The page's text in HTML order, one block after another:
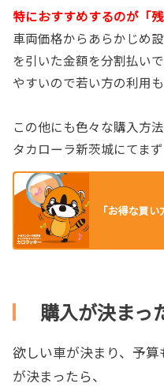
特におすすめするのが「
車両価格からあらかじめ
を引いた金額を分割払い
やすいので若い方の利用
この他にも色々な購入方
タカローラ新茨城にてま
「お得な買
購入が決ま
欲しい車が決まり、予
が決まったら、